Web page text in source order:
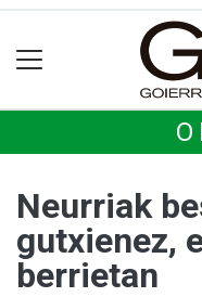
Neurriak
gutxienez,
berrietan